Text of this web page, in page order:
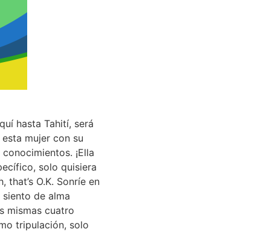
hasta Tahití, será
mujer con su
¡Ella
solo quisiera
O.K. Sonríe en
de alma
mismas cuatro
tripulación, solo